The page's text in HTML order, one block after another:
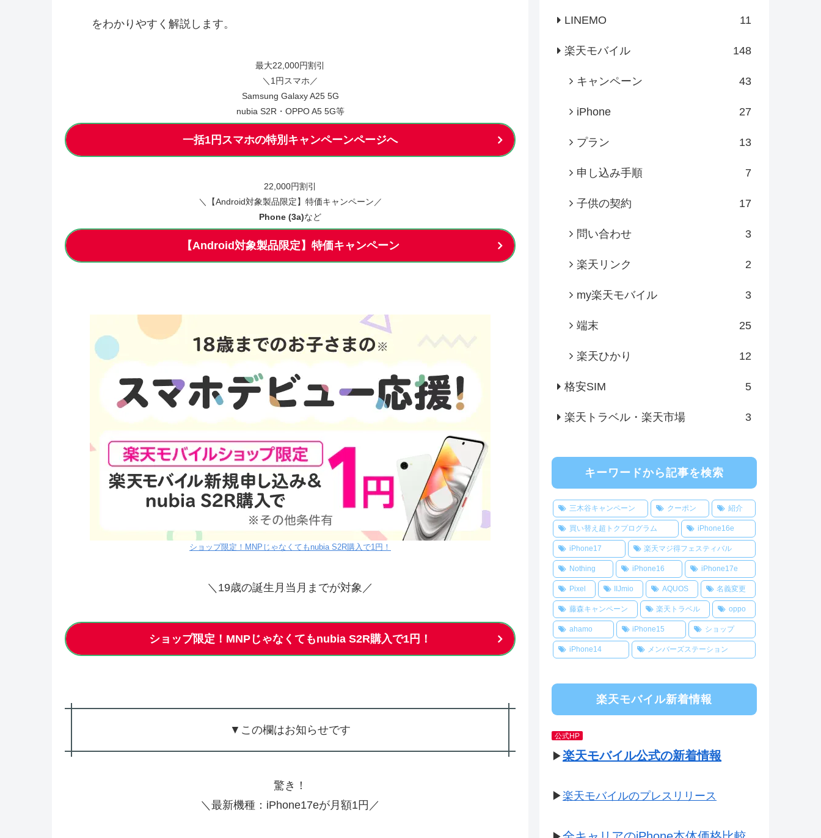
をわかりやすく解説します。
最大22,000円割引
＼1円スマホ／
Samsung Galaxy A25 5G
nubia S2R・OPPO A5 5G等
一括1円スマホの特別キャンペーンページへ
22,000円割引
＼【Android対象製品限定】特価キャンペーン／
Phone (3a)など
【Android対象製品限定】特価キャンペーン
ショップ限定！MNPじゃなくてもnubia S2R購入で1円！
＼19歳の誕生月当月までが対象／
ショップ限定！MNPじゃなくてもnubia S2R購入で1円！
▼この欄はお知らせです
驚き！
＼最新機種：iPhone17eが月額1円／
LINEMO 11
楽天モバイル 148
キャンペーン 43
iPhone 27
プラン 13
申し込み手順 7
子供の契約 17
問い合わせ 3
楽天リンク 2
my楽天モバイル 3
端末 25
楽天ひかり 12
格安SIM 5
楽天トラベル・楽天市場 3
キーワードから記事を検索
三木谷キャンペーン クーポン 紹介
買い替え超トクプログラム iPhone16e
iPhone17 楽天マジ得フェスティバル
Nothing iPhone16 iPhone17e
Pixel IIJmio AQUOS 名義変更
藤森キャンペーン 楽天トラベル oppo
ahamo iPhone15 ショップ
iPhone14 メンバーズステーション
楽天モバイル新着情報
公式HP
▶楽天モバイル公式の新着情報
▶楽天モバイルのプレスリリース